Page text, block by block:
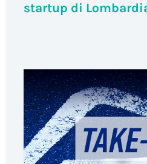
startup di